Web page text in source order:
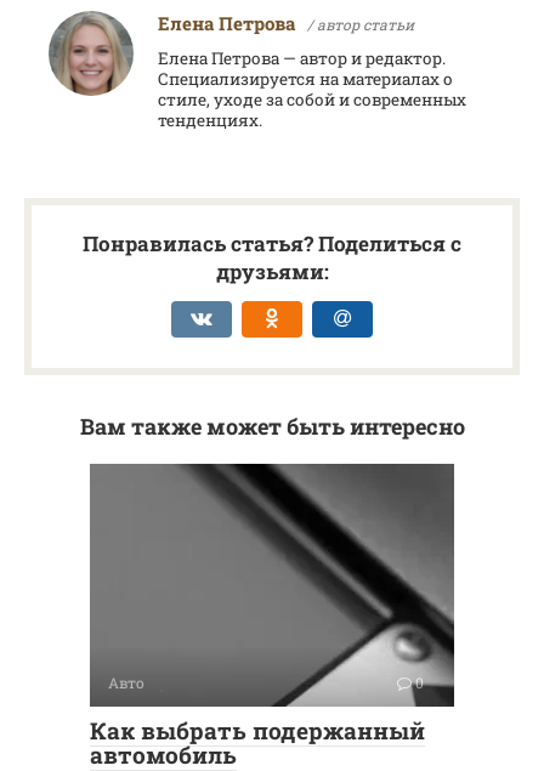
Елена Петрова / автор статьи
Елена Петрова — автор и редактор.
Специализируется на материалах о
стиле, уходе за собой и современных
тенденциях.
Понравилась статья? Поделиться с
друзьями:
Вам также может быть интересно
Авто 0
Как выбрать подержанный
автомобиль